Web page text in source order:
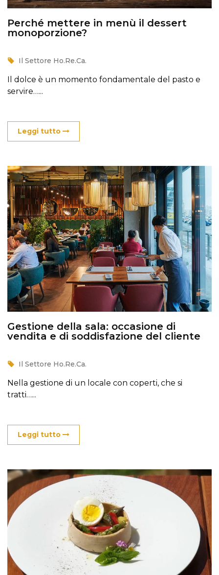
Perché mettere in menù il dessert
monoporzione?
Il Settore Ho.Re.Ca.
Il dolce è un momento fondamentale del pasto e
servire…...
Leggi tutto
Gestione della sala: occasione di
vendita e di soddisfazione del cliente
Il Settore Ho.Re.Ca.
Nella gestione di un locale con coperti, che si
tratti…...
Leggi tutto